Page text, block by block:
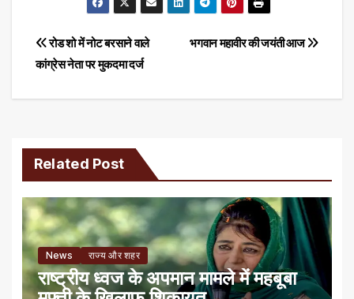
Post
navigation
भगवान महावीर की जयंती आज
रोड शो में नोट बरसाने वाले
कांग्रेस नेता पर मुकदमा दर्ज
Related Post
News राज्य और शहर
राष्ट्रीय ध्वज के अपमान मामले में महबूबा